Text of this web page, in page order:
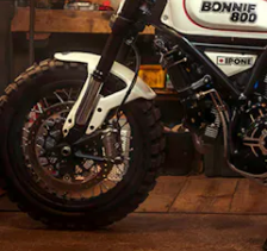
LA MARCA
Rivenditori
Account
IT FR ES DE EN